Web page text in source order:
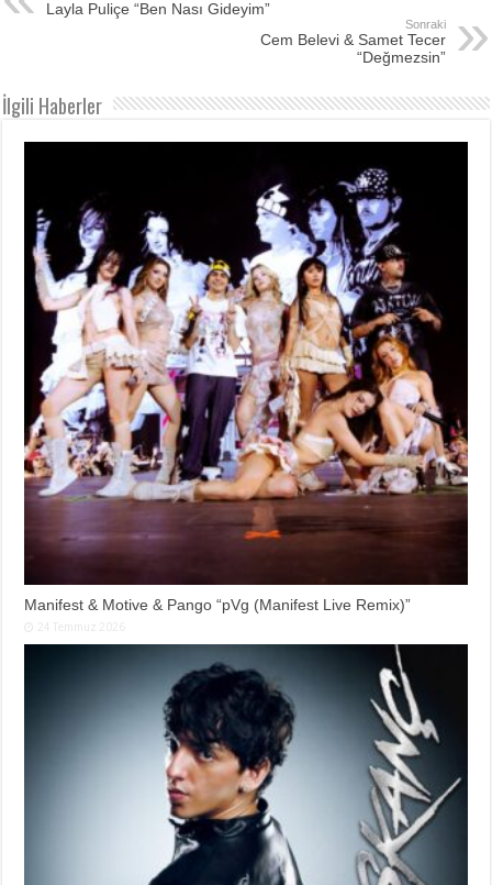
Layla Puliçe “Ben Nası Gideyim”
Sonraki
Cem Belevi & Samet Tecer
“Değmezsin”
İlgili Haberler
Manifest & Motive & Pango “pVg (Manifest Live Remix)”